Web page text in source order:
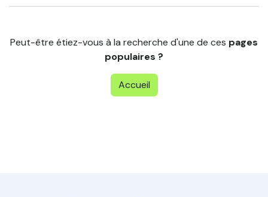
Peut-être étiez-vous à la recherche d'une de ces pages
populaires ?
Accueil